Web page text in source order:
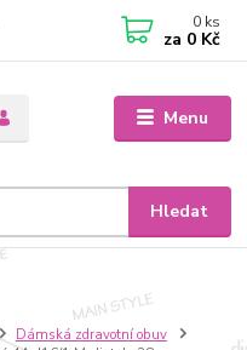
Menu
Hledat
0 ks
za 0 Kč
Dámská zdravotní obuv